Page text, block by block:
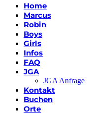
Home
Marcus
Robin
Boys
Girls
Infos
FAQ
JGA
JGA Anfrage
Kontakt
Buchen
Orte